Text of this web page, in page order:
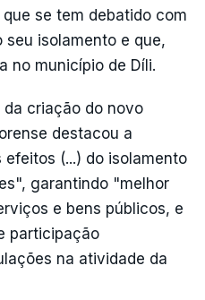
se tem debatido com
seu isolamento e que,
no município de Díli.
da criação do novo
destacou a
(...) do isolamento
garantindo "melhor
e bens públicos, e
participação
na atividade da